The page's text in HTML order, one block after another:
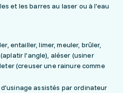
et les barres au laser ou à l'eau
entailler, limer, meuler, brûler,
l'angle), aléser (usiner
(creuser une rainure comme
assistés par ordinateur